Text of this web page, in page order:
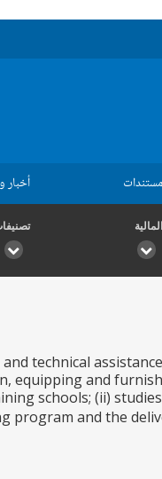
مستندات أخبار
المالية
technical
equipping and
schools; (ii)
program and the